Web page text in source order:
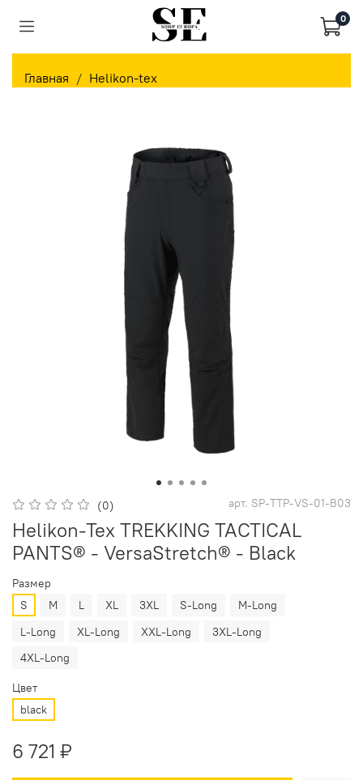
0
Главная Helikon-tex
(0) арт. SP-TTP-VS-01-B03
Helikon-Tex TREKKING TACTICAL
PANTS® - VersaStretch® - Black
Размер
S
M L XL 3XL S-Long
M-Long
L-Long
XL-Long XXL-Long
3XL-Long
4XL-Long
Цвет
black
6 721 ₽